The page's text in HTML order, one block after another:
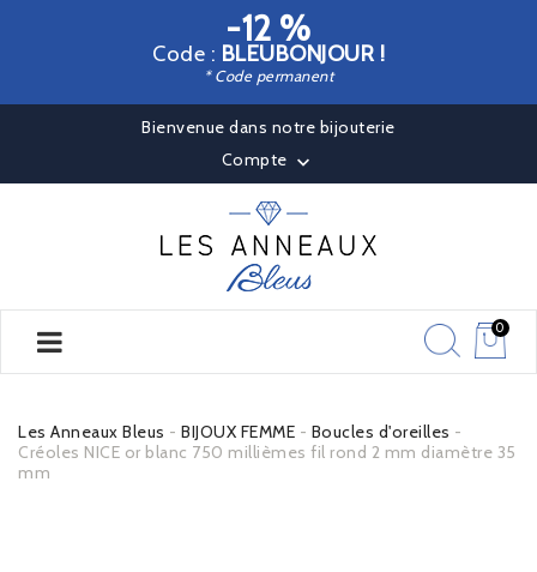
-12 %
Code : BLEUBONJOUR !
* Code permanent
Bienvenue dans notre bijouterie
Compte 
0
Les Anneaux Bleus BIJOUX FEMME
Boucles d'oreilles
Créoles NICE or blanc 750 millièmes fil rond 2 mm diamètre 35
mm